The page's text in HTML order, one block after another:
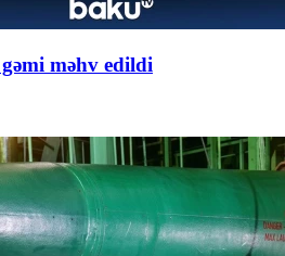
məhv edildi